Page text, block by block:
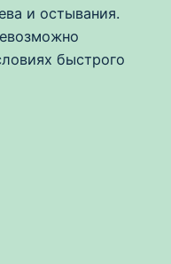
и остывания.
быстрого